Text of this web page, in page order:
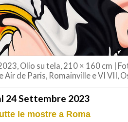
Olio su tela, 210 × 160 cm |
Air de Paris, Romainville e VI VII,
24 Settembre 2023
le mostre a Roma